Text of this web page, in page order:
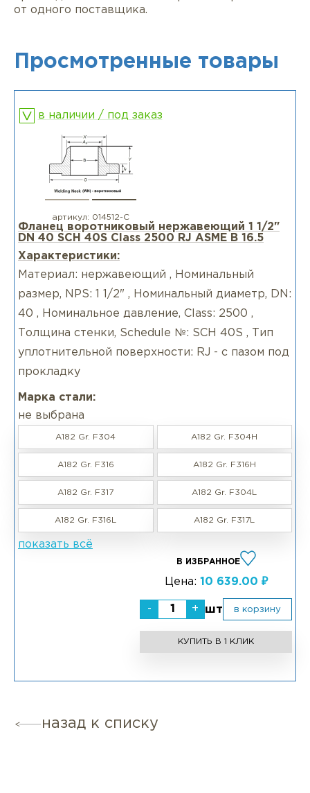
от одного поставщика.
Просмотренные товары
в наличии / под заказ
артикул: 014512-С
Фланец воротниковый нержавеющий 1 1/2"
DN 40 SCH 40S Class 2500 RJ ASME B 16.5
Характеристики:
Материал: нержавеющий , Номинальный
размер, NPS: 1 1/2" , Номинальный диаметр, DN:
40 , Номинальное давление, Class: 2500 ,
Толщина стенки, Schedule №: SCH 40S , Тип
уплотнительной поверхности: RJ - с пазом под
прокладку
Марка стали:
не выбрана
A182 Gr. F304 A182 Gr. F304H
A182 Gr. F316 A182 Gr. F316H
A182 Gr. F317 A182 Gr. F304L
A182 Gr. F316L A182 Gr. F317L
показать всё
В ИЗБРАННОЕ
Цена: 10 639.00 ₽
- + шт в корзину
КУПИТЬ В 1 КЛИК
назад к списку